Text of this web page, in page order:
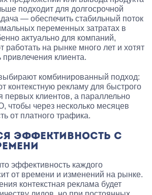
подходит для долгосрочной
— обеспечить стабильный поток
переменных затратах в
актуально для компаний,
работать на рынке много лет и хотят
привлечения клиента.
комбинированный подход:
контекстную рекламу для быстрого
первых клиентов, а параллельно
чтобы через несколько месяцев
от платного трафика.
ЭФФЕКТИВНОСТЬ С
эффективность каждого
от времени и изменений на рынке.
контекстная реклама будет